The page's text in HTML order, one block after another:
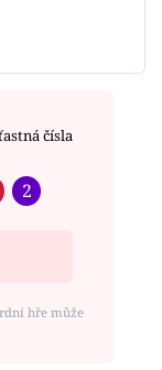
čísla
2
hře může